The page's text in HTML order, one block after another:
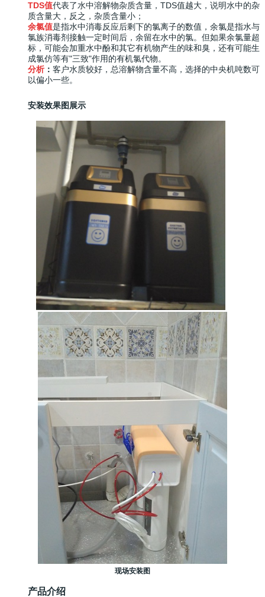
TDS值代表了水中溶解物杂质含量，TDS值越大，说明水中的杂
质含量大，反之，杂质含量小；
余氯值是指水中消毒反应后剩下的氯离子的数值，余氯是指水与
氯族消毒剂接触一定时间后，余留在水中的氯。但如果余氯量超
标，可能会加重水中酚和其它有机物产生的味和臭，还有可能生
成氯仿等有"三致"作用的有机氯代物。
分析 ： 客户水质较好，总溶解物含量不高，选择的中央机吨数可
以偏小一些。
安装效果图展示
现场安装图
产品介绍